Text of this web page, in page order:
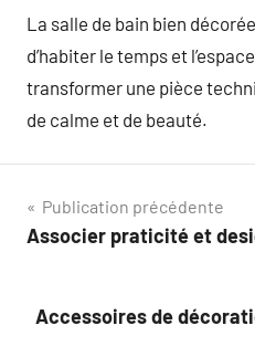
La salle de bain bien
d’habiter le temps et
transformer une pièce
de calme et de beauté.
Navigation
de
Publication précédente
Associer praticité et
Accessoires de